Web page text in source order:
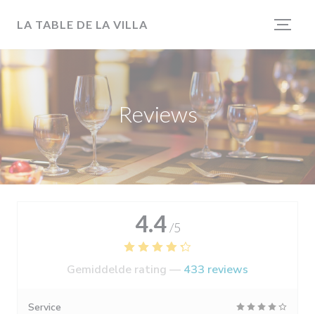
LA TABLE DE LA VILLA
Reviews
4.4 /5
Gemiddelde rating — 433 reviews
Service